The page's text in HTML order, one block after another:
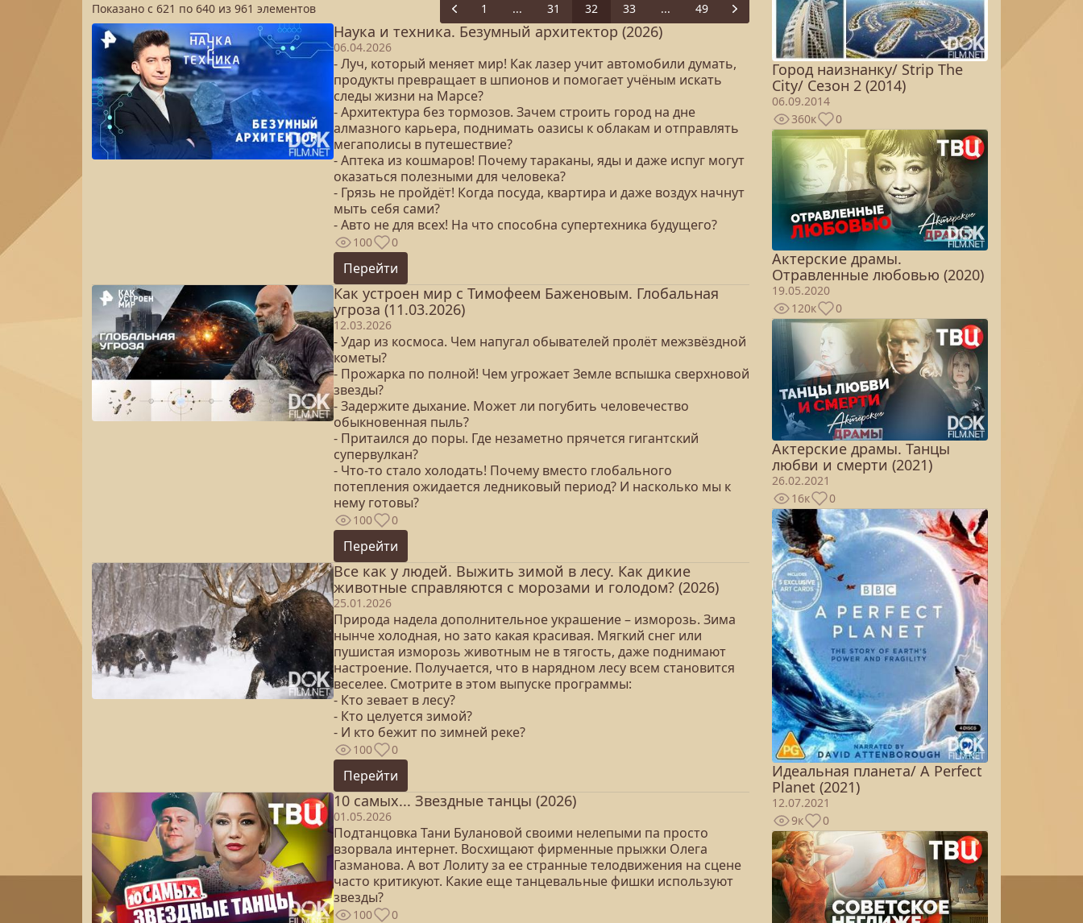
Показано с 621 по 640 из 961 элементов Previous
1 ... 31 32 33 ... 49 Next
Наука и техника. Безумный архитектор (2026)
06.04.2026
- Луч, который меняет мир! Как лазер учит автомобили думать,
продукты превращает в шпионов и помогает учёным искать
следы жизни на Марсе?
- Архитектура без тормозов. Зачем строить город на дне
алмазного карьера, поднимать оазисы к облакам и отправлять
мегаполисы в путешествие?
- Аптека из кошмаров! Почему тараканы, яды и даже испуг могут
оказаться полезными для человека?
- Грязь не пройдёт! Когда посуда, квартира и даже воздух начнут
мыть себя сами?
- Авто не для всех! На что способна супертехника будущего?
100 0
Перейти
Как устроен мир с Тимофеем Баженовым. Глобальная
угроза (11.03.2026)
12.03.2026
- Удар из космоса. Чем напугал обывателей пролёт межзвёздной
кометы?
- Прожарка по полной! Чем угрожает Земле вспышка сверхновой
звезды?
- Задержите дыхание. Может ли погубить человечество
обыкновенная пыль?
- Притаился до поры. Где незаметно прячется гигантский
супервулкан?
- Что-то стало холодать! Почему вместо глобального
потепления ожидается ледниковый период? И насколько мы к
нему готовы?
100 0
Перейти
Все как у людей. Выжить зимой в лесу. Как дикие
животные справляются с морозами и голодом? (2026)
25.01.2026
Природа надела дополнительное украшение – изморозь. Зима
нынче холодная, но зато какая красивая. Мягкий снег или
пушистая изморозь животным не в тягость, даже поднимают
настроение. Получается, что в нарядном лесу всем становится
веселее. Смотрите в этом выпуске программы:
- Кто зевает в лесу?
- Кто целуется зимой?
- И кто бежит по зимней реке?
100 0
Перейти
10 самых... Звездные танцы (2026)
01.05.2026
Подтанцовка Тани Булановой своими нелепыми па просто
взорвала интернет. Восхищают фирменные прыжки Олега
Газманова. А вот Лолиту за ее странные телодвижения на сцене
часто критикуют. Какие еще танцевальные фишки используют
звезды?
100 0
Город наизнанку/ Strip The
City/ Сезон 2 (2014)
06.09.2014
360к
0
Актерские драмы.
Отравленные любовью (2020)
19.05.2020
120к
0
Актерские драмы. Танцы
любви и смерти (2021)
26.02.2021
16к
0
Идеальная планета/ A Perfect
Planet (2021)
12.07.2021
9к
0